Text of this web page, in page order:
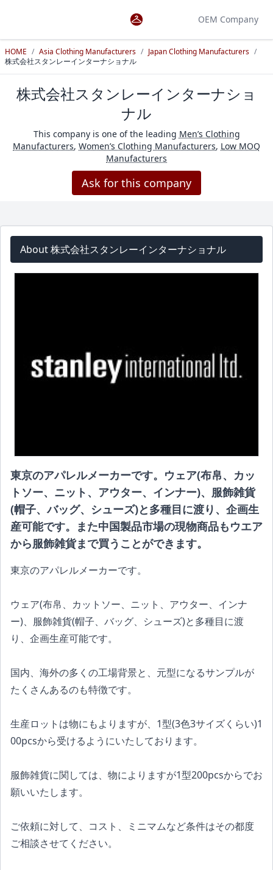
OEM Company
HOME / Asia Clothing Manufacturers / Japan Clothing Manufacturers /
株式会社スタンレーインターナショナル
株式会社スタンレーインターナショ
ナル
This company is one of the leading Men’s Clothing
Manufacturers, Women’s Clothing Manufacturers, Low MOQ
Manufacturers
Ask for this company
About 株式会社スタンレーインターナショナル
東京のアパレルメーカーです。ウェア(布帛、カッ
トソー、ニット、アウター、インナー)、服飾雑貨
(帽子、バッグ、シューズ)と多種目に渡り、企画生
産可能です。また中国製品市場の現物商品もウエア
から服飾雑貨まで買うことができます。
東京のアパレルメーカーです。
ウェア(布帛、カットソー、ニット、アウター、インナ
ー)、服飾雑貨(帽子、バッグ、シューズ)と多種目に渡
り、企画生産可能です。
国内、海外の多くの工場背景と、元型になるサンプルが
たくさんあるのも特徴です。
生産ロットは物にもよりますが、1型(3色3サイズくらい)1
00pcsから受けるようにいたしております。
服飾雑貨に関しては、物によりますが1型200pcsからでお
願いいたします。
ご依頼に対して、コスト、ミニマムなど条件はその都度
ご相談させてください。